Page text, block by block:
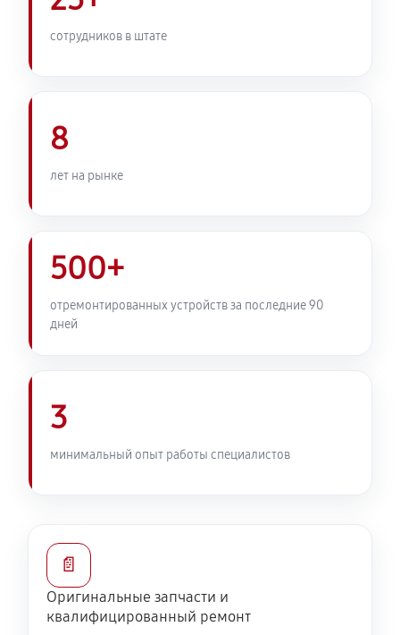
CafeRomatica NICR 965
740 руб
сотрудников в штате
8
лет на рынке
500+
отремонтированных устройств за последние 90
дней
3
минимальный опыт работы специалистов
📄
Оригинальные запчасти и
квалифицированный ремонт